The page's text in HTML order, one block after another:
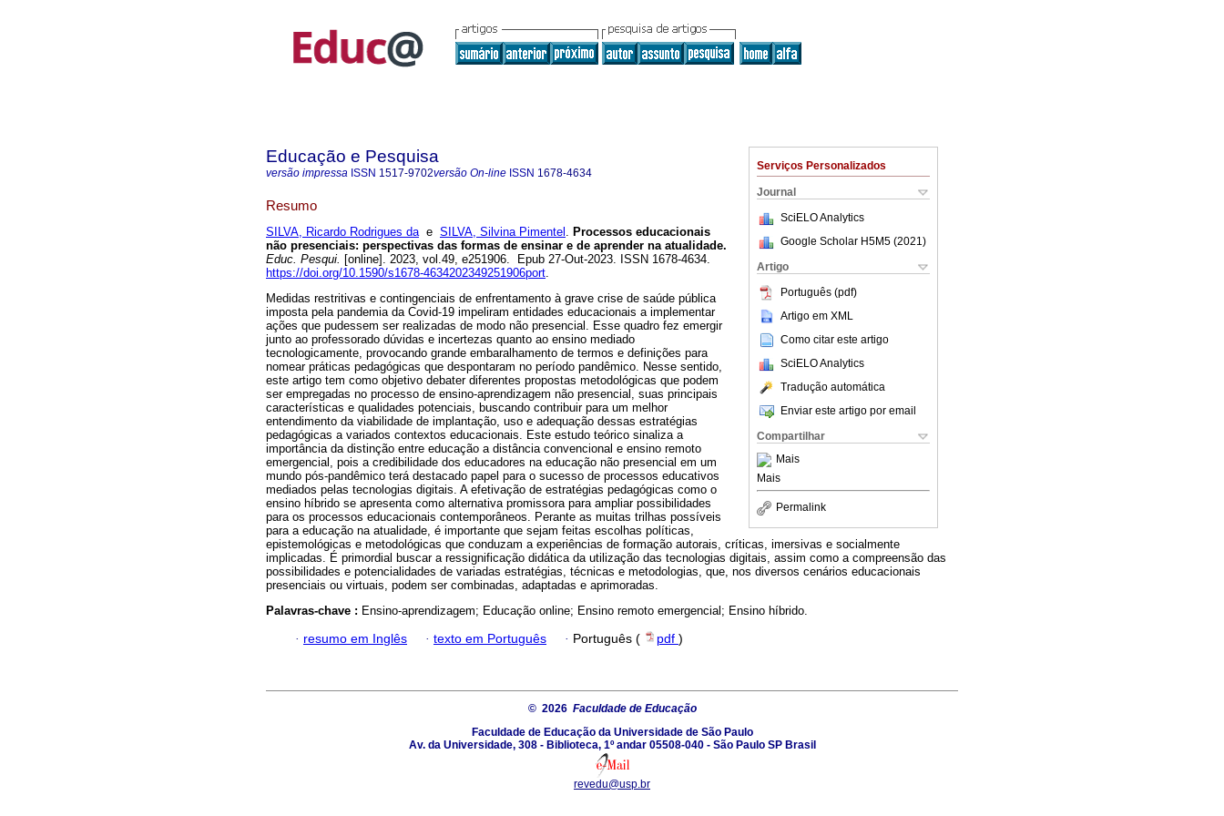
Serviços Personalizados
Journal
SciELO Analytics
Google Scholar H5M5 (2021 )
Artigo
Português (pdf)
Artigo em XML
Como citar este artigo
SciELO Analytics
Tradução automática
Enviar este artigo por email
Compartilhar
Mais
Mais
Permalink
Educação e Pesquisa
versão impressa ISSN 1517-9702versão On-line ISSN 1678-4634
Resumo
SILVA, Ricardo Rodrigues dae SILVA, Silvina Pimentel . Processos educacionais
não presenciais: perspectivas das formas de ensinar e de aprender na atualidade.
Educ. Pesqui. [online]. 2023, vol.49, e251906. Epub 27-Out-2023. ISSN 1678-4634.
https://doi.org/10.1590/s1678-4634202349251906port.
Medidas restritivas e contingenciais de enfrentamento à grave crise de saúde pública
imposta pela pandemia da Covid-19 impeliram entidades educacionais a implementar
ações que pudessem ser realizadas de modo não presencial. Esse quadro fez emergir
junto ao professorado dúvidas e incertezas quanto ao ensino mediado
tecnologicamente, provocando grande embaralhamento de termos e definições para
nomear práticas pedagógicas que despontaram no período pandêmico. Nesse sentido,
este artigo tem como objetivo debater diferentes propostas metodológicas que podem
ser empregadas no processo de ensino-aprendizagem não presencial, suas principais
características e qualidades potenciais, buscando contribuir para um melhor
entendimento da viabilidade de implantação, uso e adequação dessas estratégias
pedagógicas a variados contextos educacionais. Este estudo teórico sinaliza a
importância da distinção entre educação a distância convencional e ensino remoto
emergencial, pois a credibilidade dos educadores na educação não presencial em um
mundo pós-pandêmico terá destacado papel para o sucesso de processos educativos
mediados pelas tecnologias digitais. A efetivação de estratégias pedagógicas como o
ensino híbrido se apresenta como alternativa promissora para ampliar possibilidades
para os processos educacionais contemporâneos. Perante as muitas trilhas possíveis
para a educação na atualidade, é importante que sejam feitas escolhas políticas,
epistemológicas e metodológicas que conduzam a experiências de formação autorais, críticas, imersivas e socialmente
implicadas. É primordial buscar a ressignificação didática da utilização das tecnologias digitais, assim como a compreensão das
possibilidades e potencialidades de variadas estratégias, técnicas e metodologias, que, nos diversos cenários educacionais
presenciais ou virtuais, podem ser combinadas, adaptadas e aprimoradas.
Palavras-chave : Ensino-aprendizagem; Educação online; Ensino remoto emergencial; Ensino híbrido.
· resumo em Inglês · texto em Português · Português ( pdf )
© 2026 Faculdade de Educação
Faculdade de Educação da Universidade de São Paulo
Av. da Universidade, 308 - Biblioteca, 1º andar 05508-040 - São Paulo SP Brasil
revedu@usp.br